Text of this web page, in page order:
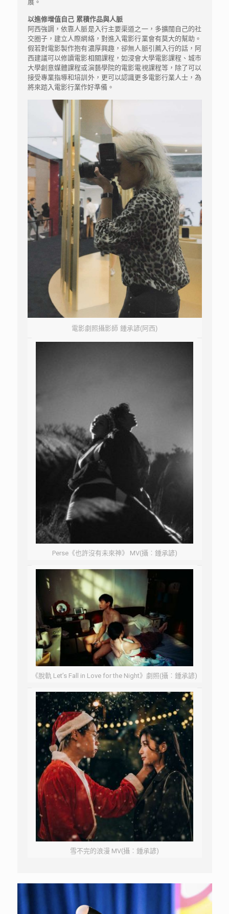
展。
以進修增值自己 累積作品與人脈
阿西強調，依靠人脈是入行主要渠道之一，多擴闊自己的社
交圈子，建立人際網絡，對進入電影行業會有莫大的幫助。
假若對電影製作抱有濃厚興趣，卻無人脈引薦入行的話，阿
西建議可以修讀電影相關課程，如浸會大學電影課程、城市
大學創意媒體課程或演藝學院的電影電視課程等，除了可以
接受專業指導和培訓外，更可以認識更多電影行業人士，為
將來踏入電影行業作好準備。
電影劇照攝影師 鍾承諺(阿西)
Perse《也許沒有未來神》 MV(攝︰鍾承諺)
《脫軌 Let’s Fall in Love for the Night》劇照(攝︰鍾承諺)
雪不完的浪漫 MV(攝︰鍾承諺)